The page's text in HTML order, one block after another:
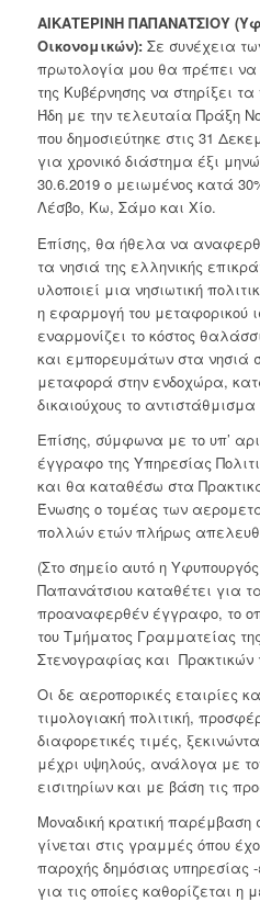
ΑΙΚΑΤΕΡΙΝΗ ΠΑΠΑΝΑΤΣΙΟΥ
Οικονομικών): Σε συνέχεια
πρωτολογία μου θα πρέπει
της Κυβέρνησης να στηρίξει
Ήδη με την τελευταία Πράξη
που δημοσιεύτηκε στις 31
για χρονικό διάστημα έξι
30.6.2019 ο μειωμένος κατά
Λέσβο, Κω, Σάμο και Χίο.
Επίσης, θα ήθελα να
τα νησιά της ελληνικής
υλοποιεί μια νησιωτική
η εφαρμογή του μεταφορικού
εναρμονίζει το κόστος
και εμπορευμάτων στα νησιά
μεταφορά στην ενδοχώρα,
δικαιούχους το αντιστάθμισμα
Επίσης, σύμφωνα με το υπ’
έγγραφο της Υπηρεσίας
και θα καταθέσω στα
Ένωσης ο τομέας των
πολλών ετών πλήρως
(Στο σημείο αυτό η
Παπανάτσιου καταθέτει για
προαναφερθέν έγγραφο, το
του Τμήματος Γραμματείας
Στενογραφίας και Πρακτικών
Οι δε αεροπορικές εταιρίες
τιμολογιακή πολιτική,
διαφορετικές τιμές,
μέχρι υψηλούς, ανάλογα με
εισιτηρίων και με βάση τις
Μοναδική κρατική παρέμβαση
γίνεται στις γραμμές όπου
παροχής δημόσιας υπηρεσίας
για τις οποίες καθορίζεται η